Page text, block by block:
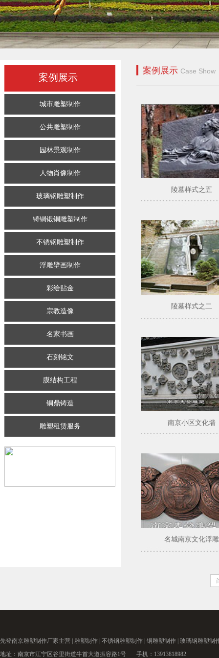
案例展示
城市雕塑制作
公共雕塑制作
园林景观制作
人物肖像制作
玻璃钢雕塑制作
铸铜锻铜雕塑制作
不锈钢雕塑制作
浮雕壁画制作
彩绘贴金
宗教造像
名家书画
石刻铭文
膜结构工程
铜鼎铸造
雕塑租赁服务
案例展示 Case Show
陵墓样式之五
陵墓样式之二
南京小区文化墙
名城南京文化浮雕
先登南京雕塑制作厂家主营 | 雕塑制作 不锈钢雕塑制作 铜雕塑制作 玻璃钢雕塑制
地址：南京市江宁区谷里街道牛首大道振容路1号 手机：13913818982